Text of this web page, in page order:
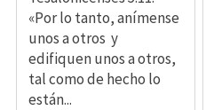
«Por lo tanto, anímense
unos a otros y
edifiquen unos a otros,
tal como de hecho lo
están...